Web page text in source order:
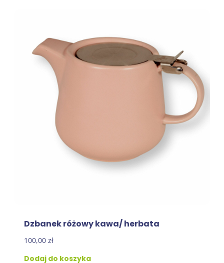
Dzbanek różowy kawa/ herbata
100,00 zł
Dodaj do koszyka